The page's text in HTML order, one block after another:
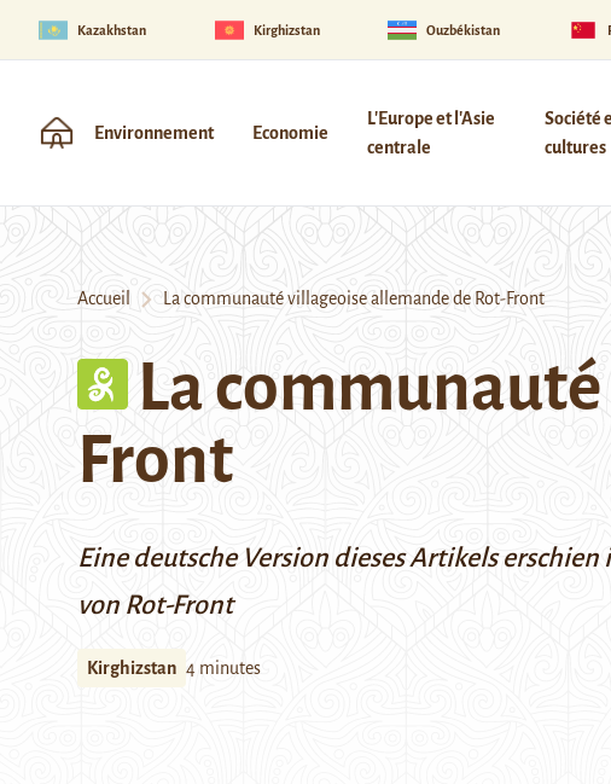
Kazakhstan Kirghizstan Ouzbékistan
Environnement Economie
L'Europe et l'Asie
centrale
Société
cultures
Accueil La communauté villageoise allemande de Rot-Front
La
Front
Eine deutsche Version dieses Artikels
von Rot-Front
Kirghizstan 4 minutes